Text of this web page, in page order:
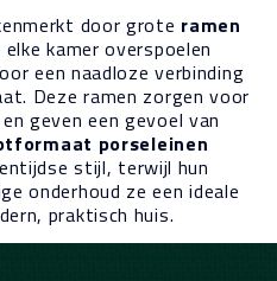
door grote ramen
elke kamer overspoelen
een naadloze verbinding
Deze ramen zorgen voor
geven een gevoel van
porseleinen
stijl, terwijl hun
onderhoud ze een ideale
praktisch huis.